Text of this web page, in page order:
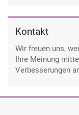
Kontakt
Wir freuen uns,
Ihre Meinung
Verbesserungen